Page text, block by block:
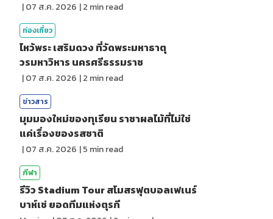
|07 ส.ค. 2026 |2 min read
ท่องเที่ยว
ไหว้พระ เสริมดวง ที่วัดพระมหาธาตุ
วรมหาวิหาร นครศรีธรรมราช
|07 ส.ค. 2026 |2 min read
ข่าวสาร
มุมมองใหม่ของทุเรียน ราชาผลไม้ที่ไม่ใช่
แค่เรื่องของรสชาติ
|07 ส.ค. 2026 |5 min read
กีฬา
รีวิว Stadium Tour สโมสรฟุตบอลเฟเนร์
บาห์เช่ ยอดทีมแห่งตุรกี